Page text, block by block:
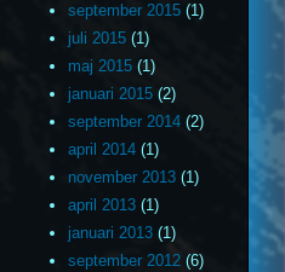
september 2015 (1)
juli 2015 (1)
maj 2015 (1)
januari 2015 (2)
september 2014 (2)
april 2014 (1)
november 2013 (1)
april 2013 (1)
januari 2013 (1)
september 2012 (6)